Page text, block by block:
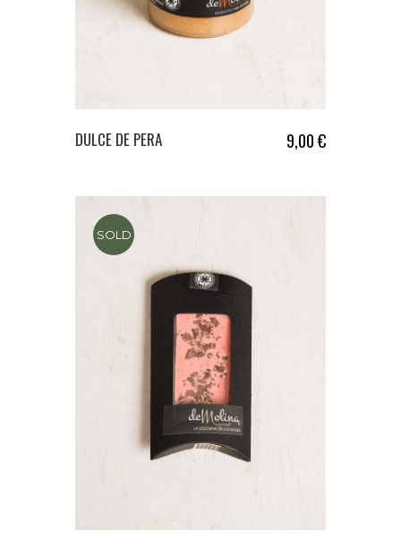
DULCE DE PERA 9,00€
SOLD